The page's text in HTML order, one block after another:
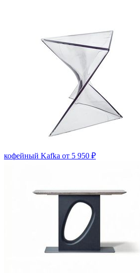
кофейный Kafka от 5 950 ₽